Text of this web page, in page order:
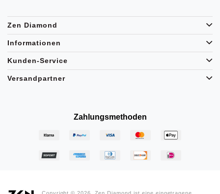
Zen Diamond
Informationen
Kunden-Service
Versandpartner
Zahlungsmethoden